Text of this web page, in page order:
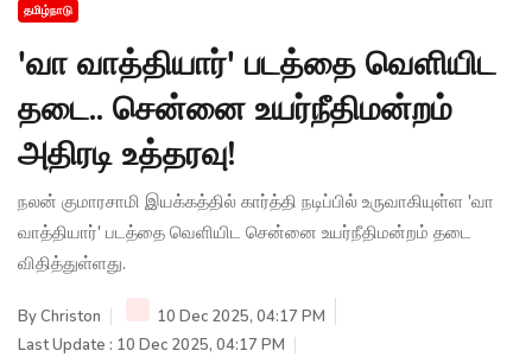
தமிழ்நாடு
'வா வாத்தியார்' படத்தை வெளியிட
தடை.. சென்னை உயர்நீதிமன்றம்
அதிரடி உத்தரவு!
நலன் குமாரசாமி இயக்கத்தில் கார்த்தி நடிப்பில் உருவாகியுள்ள 'வா
வாத்தியார்' படத்தை வெளியிட சென்னை உயர்நீதிமன்றம் தடை
விதித்துள்ளது.
ByChriston
10 Dec 2025, 04:17 PM
Last Update : 10 Dec 2025, 04:17 PM